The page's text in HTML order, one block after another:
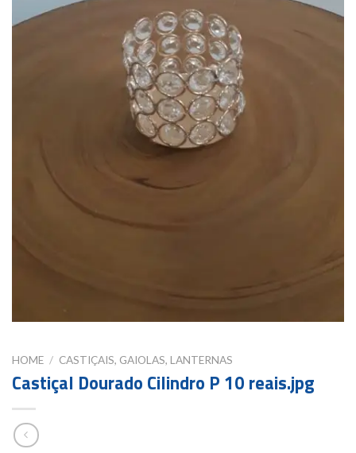
HOME / CASTIÇAIS, GAIOLAS, LANTERNAS
Castiçal Dourado Cilindro P 10 reais.jpg